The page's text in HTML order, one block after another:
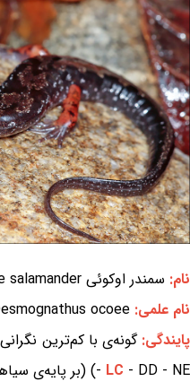
نام: سمندر اوکوئی Ocoee salamander
نام علمی: ocoee
پایندگی:
- LC - DD - NE) (بر پایه‌ی سیاهه‌ی سرخ IUCN)